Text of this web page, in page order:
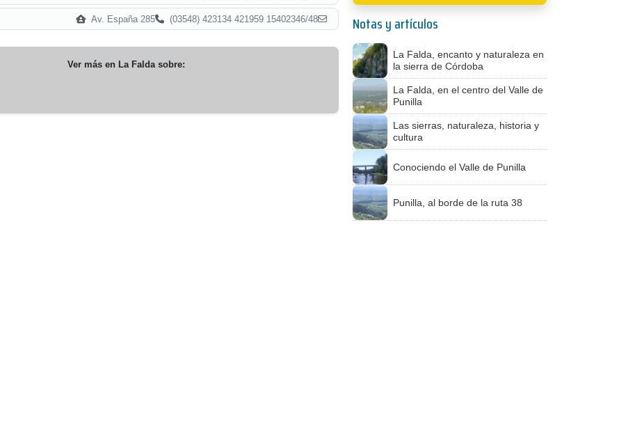
Av. España 285 (03548) 423134 421959 15402346/48
Ver más en La Faldasobre:
Notas y artículos
La Falda, encanto y naturaleza en
la sierra de Córdoba
La Falda, en el centro del Valle de
Punilla
Las sierras, naturaleza, historia y
cultura
Conociendo el Valle de Punilla
Punilla, al borde de la ruta 38